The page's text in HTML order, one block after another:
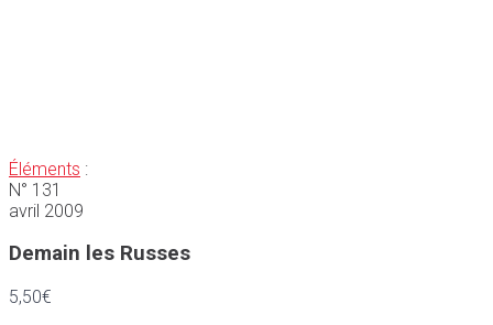
Éléments :
N° 131
avril 2009
Demain les Russes
5,50€